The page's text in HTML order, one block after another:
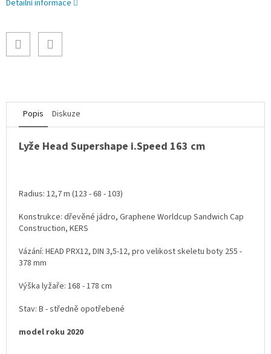
Detailní informace
Popis Diskuze
Lyže Head Supershape i.Speed 163 cm
Radius: 12,7 m (123 - 68 - 103)
Konstrukce: dřevěné jádro, Graphene Worldcup Sandwich Cap
Construction, KERS
Vázání: HEAD PRX12, DIN 3,5-12, pro velikost skeletu boty 255 -
378 mm
Výška lyžaře: 168 - 178 cm
Stav: B - středně opotřebené
model roku 2020